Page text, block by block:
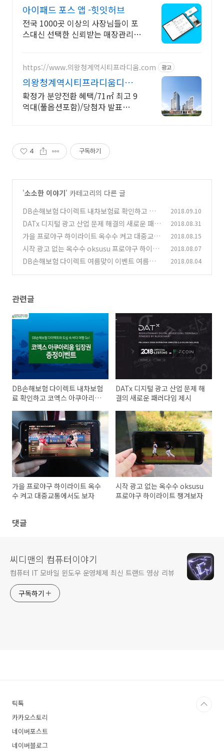
아이패드 포스 앱 -힛잇허브
전국 1000곳 이상의 사장님들이 포
스대신 선택한 신뢰받는 매장관리
https://www.의왕청계역시티프라디움.com 광고
의왕청계역시티프라디움디하모
니
확정가 분양전환 혜택/71㎡ 최고 9
억대(풀옵션포함)/당첨자 발표
4 구독하기
'소소한 이야기' 카테고리의 다른 글
DB손해보험 다이렉트 내차보험료 확인하고 코
엑스 아쿠아리움 입장권 받자
(2)
2018.09.10
DATx 디지털 광고 산업 문제 해결의 새로운 패러
다임 제시
(1)
2018.08.31
가을 프로야구 하이라이트 옥수수 켜고 대중교통
에서도 보자 (2)
2018.08.15
시작 광고 없는 옥수수 oksusu 프로야구 하이라
이트 챙겨보자 (2)
2018.08.07
DB손해보험 다이렉트 여름맞이 이벤트 여름엔
2018.08.04
관련글
DB손해보험 다이렉트 내차보험
료 확인하고 코엑스 아쿠아리움
DATx 디지털 광고 산업 문제 해
결의 새로운 패러다임 제시
가을 프로야구 하이라이트 옥수
수 켜고 대중교통에서도 보자
시작 광고 없는 옥수수 oksusu
프로야구 하이라이트 챙겨보자
댓글
씨디맨의 컴퓨터이야기
컴퓨터 IT 모바일 윈도우 운영체제 최신 트랜드 영상 리뷰
구독하기
틱톡
카카오스토리
네이버포스트
네이버블로그